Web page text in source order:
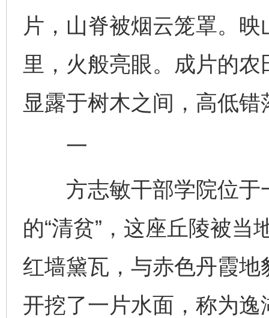
片，山脊被烟云笼罩。
里，火般亮眼。成片的
显露于树木之间，高低错
一
方志敏干部学院位于
的“清贫”，这座丘陵被当
红墙黛瓦，与赤色丹霞
开挖了一片水面，称为逸